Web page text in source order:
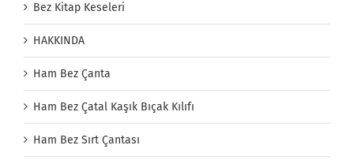
Bez Kitap Keseleri
HAKKINDA
Ham Bez Çanta
Ham Bez Çatal Kaşık Bıçak Kılıfı
Ham Bez Sırt Çantası